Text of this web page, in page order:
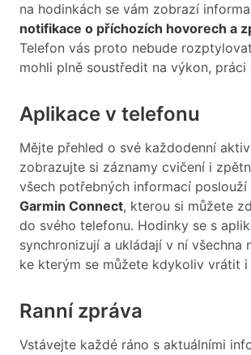
na hodinkách se vám zobrazí
notifikace o příchozích hovorech a
Telefon vás proto nebude
mohli plně soustředit na výkon, práci
Aplikace v telefonu
Mějte přehled o své každodenní
zobrazujte si záznamy cvičení i
všech potřebných informací poslouží
Garmin Connect, kterou si můžete
do svého telefonu. Hodinky se s
synchronizují a ukládají v ní všechna
ke kterým se můžete kdykoliv vrátit i
Ranní zpráva
Vstávejte každé ráno s aktuálními